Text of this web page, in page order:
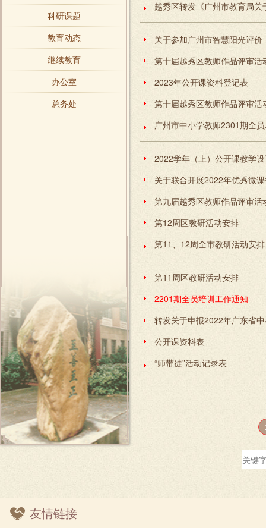
科研课题
教育动态
继续教育
办公室
总务处
第十届越秀区教师作品评审活
2023年公开课资料登记表
第十届越秀区教师作品评审活
广州市中小学教师2301期全
关于联合开展2022年优秀微
第九届越秀区教师作品评审活
第12周区教研活动安排
第11、12周全市教研活动安排
第11周区教研活动安排
2201期全员培训工作通知
公开课资料表
“师带徒”活动记录表
友情链接